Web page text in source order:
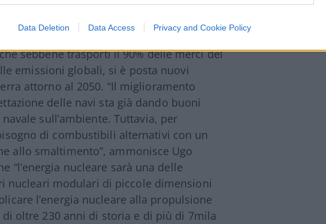
Data Deletion Data Access Privacy and Cookie Policy
le emissioni
un grande consumatore di combustibili
sebbene trasporti il 90% delle merci del
emissioni globali, si è posta nuovi
attorno al 2050. “Il miglioramento
delle navi sta già dando buoni
sull’ambiente. Tuttavia, per
di combustibili alternativi con un
allo smaltimento”, ammonisce Ugo
“l’energia nucleare sarà una delle
nucleari modulari di piccole dimensioni
l’energia nucleare alla propulsione
di oltre 230 anni di storia e di più di 7mila